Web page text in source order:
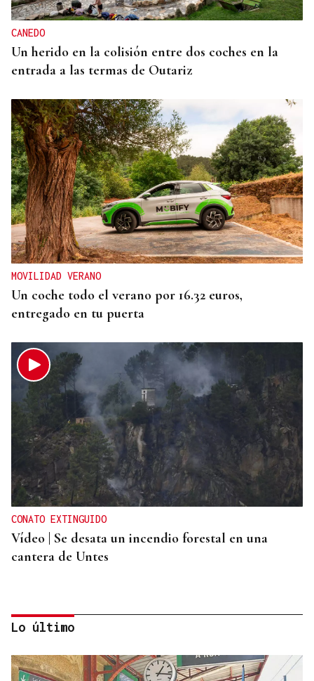
CANEDO
Un herido en la colisión entre dos coches en la
entrada a las termas de Outariz
MOVILIDAD VERANO
Un coche todo el verano por 16.32 euros,
entregado en tu puerta
CONATO EXTINGUIDO
Vídeo | Se desata un incendio forestal en una
cantera de Untes
Lo último